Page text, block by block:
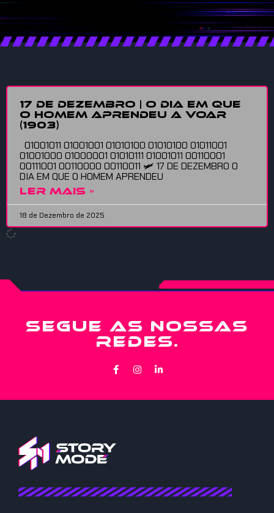
17 DE DEZEMBRO | O DIA EM QUE
O HOMEM APRENDEU A VOAR
(1903)
01001011 01001001 01010100 01010100 01011001
01001000 01000001 01010111 01001011 00110001
00111001 00110000 00110011 🛩️ 17 DE DEZEMBRO O
DIA EM QUE O HOMEM APRENDEU
LER MAIS »
18 de Dezembro de 2025
SEGUE AS NOSSAS
REDES.